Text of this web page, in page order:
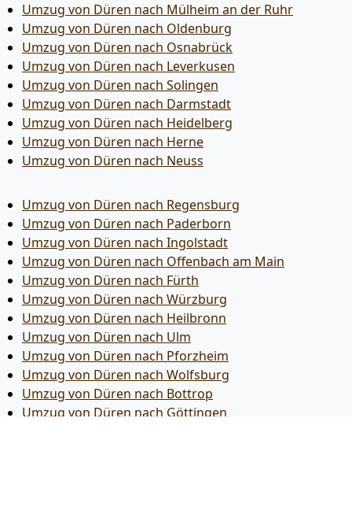
Umzug von Düren nach Mülheim an der Ruhr
Umzug von Düren nach Oldenburg
Umzug von Düren nach Osnabrück
Umzug von Düren nach Leverkusen
Umzug von Düren nach Solingen
Umzug von Düren nach Darmstadt
Umzug von Düren nach Heidelberg
Umzug von Düren nach Herne
Umzug von Düren nach Neuss
Umzug von Düren nach Regensburg
Umzug von Düren nach Paderborn
Umzug von Düren nach Ingolstadt
Umzug von Düren nach Offenbach am Main
Umzug von Düren nach Fürth
Umzug von Düren nach Würzburg
Umzug von Düren nach Heilbronn
Umzug von Düren nach Ulm
Umzug von Düren nach Pforzheim
Umzug von Düren nach Wolfsburg
Umzug von Düren nach Bottrop
Umzug von Düren nach Göttingen